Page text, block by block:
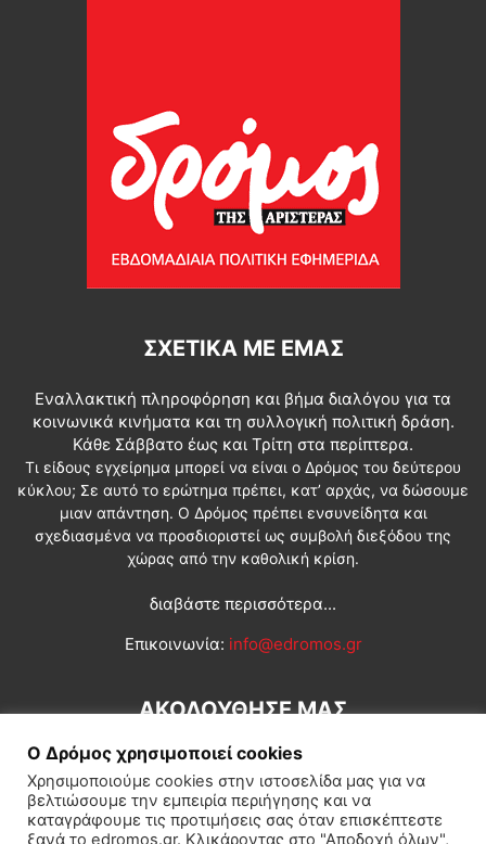
ΣΧΕΤΙΚΆ ΜΕ ΕΜΆΣ
Εναλλακτική πληροφόρηση και βήμα διαλόγου για τα
κοινωνικά κινήματα και τη συλλογική πολιτική δράση.
Κάθε Σάββατο έως και Τρίτη στα περίπτερα.
Τι είδους εγχείρημα μπορεί να είναι ο Δρόμος του δεύτερου
κύκλου; Σε αυτό το ερώτημα πρέπει, κατ’ αρχάς, να δώσουμε
μιαν απάντηση. Ο Δρόμος πρέπει ενσυνείδητα και
σχεδιασμένα να προσδιοριστεί ως συμβολή διεξόδου της
χώρας από την καθολική κρίση.
διαβάστε περισσότερα...
Επικοινωνία: info@edromos.gr
ΑΚΟΛΟΥΘΗΣΕ ΜΑΣ
Ο Δρόμος χρησιμοποιεί cookies
Χρησιμοποιούμε cookies στην ιστοσελίδα μας για να
βελτιώσουμε την εμπειρία περιήγησης και να
καταγράφουμε τις προτιμήσεις σας όταν επισκέπτεστε
ξανά το edromos.gr. Κλικάροντας στο "Αποδοχή όλων",